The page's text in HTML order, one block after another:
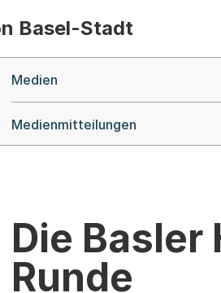
Basel-Stadt
Medien
Medienmitteilungen
Die
Runde